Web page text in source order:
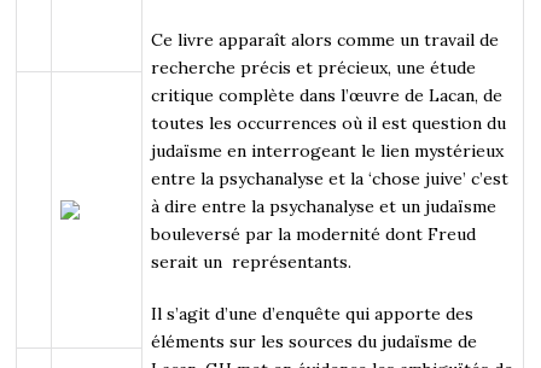
Ce livre apparaît alors comme un travail de
recherche précis et précieux, une étude
critique complète dans l’œuvre de Lacan, de
toutes les occurrences où il est question du
judaïsme en interrogeant le lien mystérieux
entre la psychanalyse et la ‘chose juive’ c’est
à dire entre la psychanalyse et un judaïsme
bouleversé par la modernité dont Freud
serait un représentants.
Il s’agit d’une d’enquête qui apporte des
éléments sur les sources du judaïsme de